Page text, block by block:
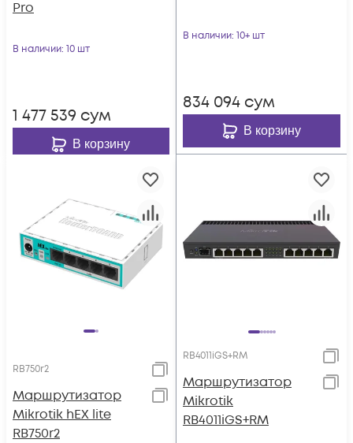
Pro
В наличии: 10 шт
1 477 539 сум
В корзину
В наличии: 10+ шт
834 094 сум
В корзину
RB750r2
Маршрутизатор
Mikrotik hEX lite
RB750r2
RB4011iGS+RM
Маршрутизатор
Mikrotik
RB4011iGS+RM